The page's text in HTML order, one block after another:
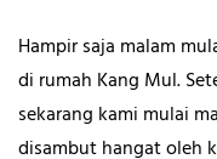
Hampir saja malam
di rumah Kang Mul.
sekarang kami mulai
disambut hangat oleh